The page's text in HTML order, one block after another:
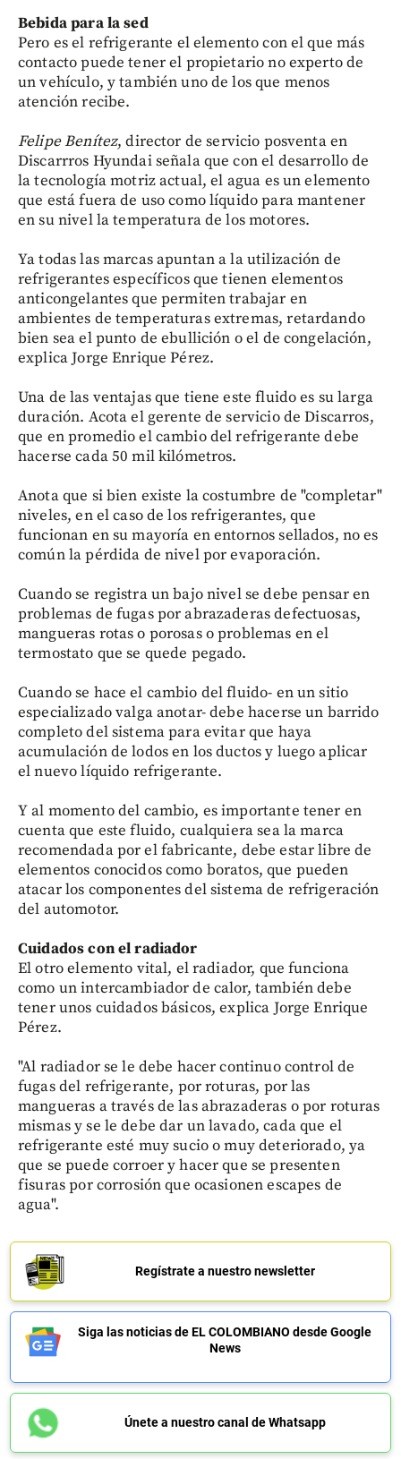
Bebida para la sed
Pero es el refrigerante el elemento con el que más
contacto puede tener el propietario no experto de
un vehículo, y también uno de los que menos
atención recibe.
Felipe Benítez, director de servicio posventa en
Discarrros Hyundai señala que con el desarrollo de
la tecnología motriz actual, el agua es un elemento
que está fuera de uso como líquido para mantener
en su nivel la temperatura de los motores.
Ya todas las marcas apuntan a la utilización de
refrigerantes específicos que tienen elementos
anticongelantes que permiten trabajar en
ambientes de temperaturas extremas, retardando
bien sea el punto de ebullición o el de congelación,
explica Jorge Enrique Pérez.
Una de las ventajas que tiene este fluido es su larga
duración. Acota el gerente de servicio de Discarros,
que en promedio el cambio del refrigerante debe
hacerse cada 50 mil kilómetros.
Anota que si bien existe la costumbre de "completar"
niveles, en el caso de los refrigerantes, que
funcionan en su mayoría en entornos sellados, no es
común la pérdida de nivel por evaporación.
Cuando se registra un bajo nivel se debe pensar en
problemas de fugas por abrazaderas defectuosas,
mangueras rotas o porosas o problemas en el
termostato que se quede pegado.
Cuando se hace el cambio del fluido- en un sitio
especializado valga anotar- debe hacerse un barrido
completo del sistema para evitar que haya
acumulación de lodos en los ductos y luego aplicar
el nuevo líquido refrigerante.
Y al momento del cambio, es importante tener en
cuenta que este fluido, cualquiera sea la marca
recomendada por el fabricante, debe estar libre de
elementos conocidos como boratos, que pueden
atacar los componentes del sistema de refrigeración
del automotor.
Cuidados con el radiador
El otro elemento vital, el radiador, que funciona
como un intercambiador de calor, también debe
tener unos cuidados básicos, explica Jorge Enrique
Pérez.
"Al radiador se le debe hacer continuo control de
fugas del refrigerante, por roturas, por las
mangueras a través de las abrazaderas o por roturas
mismas y se le debe dar un lavado, cada que el
refrigerante esté muy sucio o muy deteriorado, ya
que se puede corroer y hacer que se presenten
fisuras por corrosión que ocasionen escapes de
agua".
Regístrate a nuestro newsletter
Siga las noticias de EL COLOMBIANO desde Google
News
Únete a nuestro canal de Whatsapp